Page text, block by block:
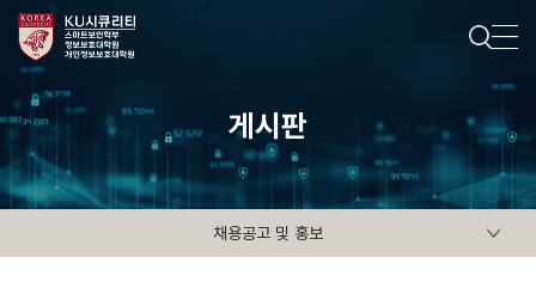
게시판
채용공고 및 홍보